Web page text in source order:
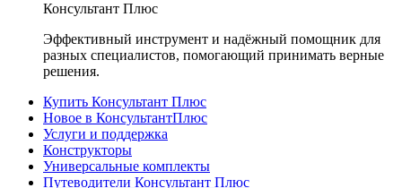
Консультант Плюс
Эффективный инструмент и надёжный помощник для
разных специалистов, помогающий принимать верные
решения.
Купить Консультант Плюс
Новое в КонсультантПлюс
Услуги и поддержка
Конструкторы
Универсальные комплекты
Путеводители Консультант Плюс